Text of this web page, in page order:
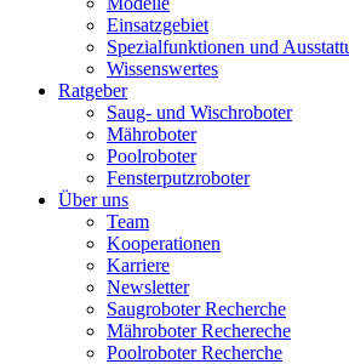
Einsatzgebiet
Spezialfunktionen und
Wissenswertes
Ratgeber
Saug- und Wischroboter
Mähroboter
Poolroboter
Fensterputzroboter
Über uns
Team
Kooperationen
Karriere
Newsletter
Saugroboter Recherche
Mähroboter Rechereche
Poolroboter Recherche